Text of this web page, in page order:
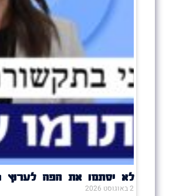
לא יסתמו את הפה לערוץ 14, אנחנו נילחם למען קול העם
2 באוגוסט 2026